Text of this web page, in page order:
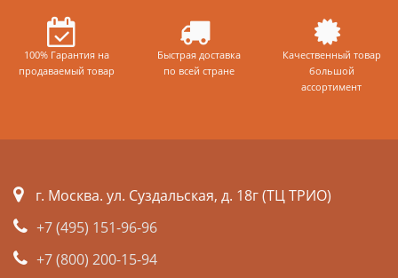
100% Гарантия на
продаваемый товар
Быстрая доставка
по всей стране
Качественный товар
большой
ассортимент
г. Москва. ул. Суздальская, д. 18г (ТЦ ТРИО)
+7 (495) 151-96-96
+7 (800) 200-15-94